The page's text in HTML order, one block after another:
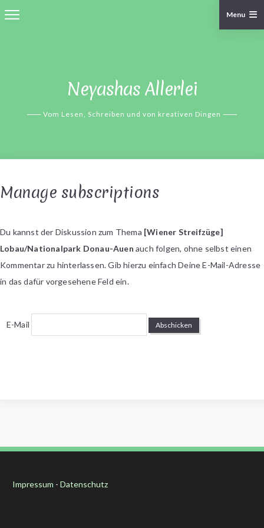
Neyashas Allerlei
Vom Lesen, Schreiben und von kreativen Dingen
Menu
Manage subscriptions
Du kannst der Diskussion zum Thema [Wiener Streifzüge]
Lobau/Nationalpark Donau-Auen auch folgen, ohne selbst einen
Kommentar zu hinterlassen. Gib hierzu einfach Deine E-Mail-Adresse
in das dafür vorgesehene Feld ein.
E-Mail
Impressum - Datenschutz